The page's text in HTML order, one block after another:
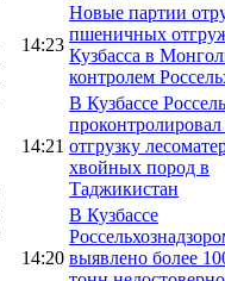
14:23
Новые партии
пшеничных
Кузбасса в
контролем
14:21
В Кузбассе
отгрузку
хвойных пород в
Таджикистан
14:20
В Кузбассе
выявлено более